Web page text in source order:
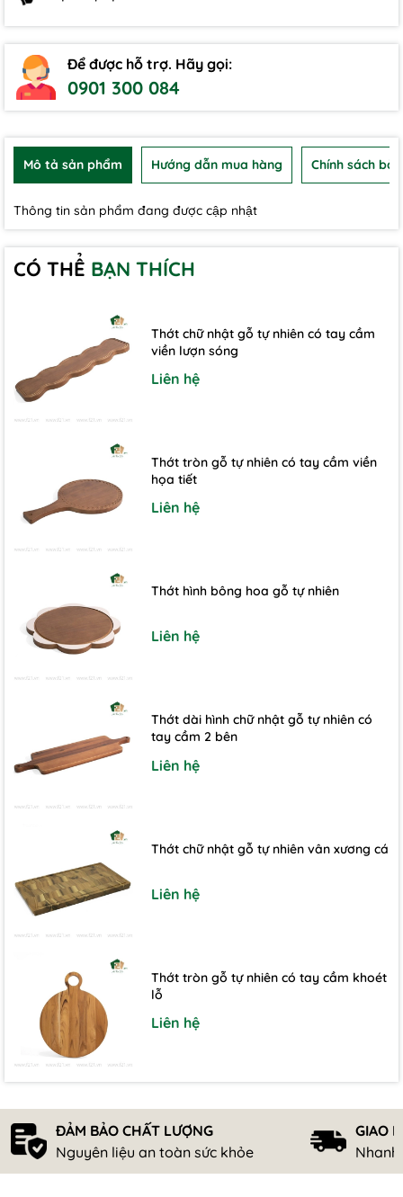
Để được hỗ trợ. Hãy gọi:
0901 300 084
Mô tả sản phẩm Hướng dẫn mua hàng Chính sách
Thông tin sản phẩm đang được cập nhật
CÓ THỂ BẠN THÍCH
Thớt chữ nhật gỗ tự nhiên có tay cầm
viền lượn sóng
Liên hệ
Thớt tròn gỗ tự nhiên có tay cầm viền
họa tiết
Liên hệ
Thớt hình bông hoa gỗ tự nhiên
Liên hệ
Thớt dài hình chữ nhật gỗ tự nhiên có
tay cầm 2 bên
Liên hệ
Thớt chữ nhật gỗ tự nhiên vân xương cá
Liên hệ
Thớt tròn gỗ tự nhiên có tay cầm khoét
lỗ
Liên hệ
ĐẢM BẢO CHẤT LƯỢNG
Nguyên liệu an toàn sức khỏe
GIAO